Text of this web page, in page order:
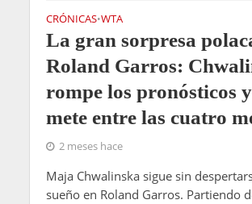
CRÓNICAS•WTA
La gran sorpresa
Roland Garros:
rompe los pronósticos
mete entre las cuatro
2 meses hace
Maja Chwalinska sigue sin
sueño en Roland Garros. Partiendo